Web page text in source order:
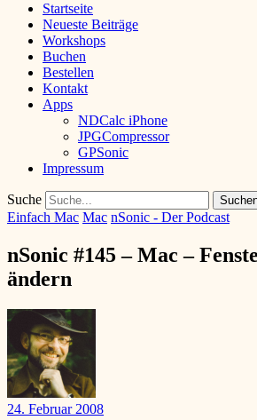
Startseite
Neueste Beiträge
Workshops
Buchen
Bestellen
Kontakt
Apps
NDCalc iPhone
JPGCompressor
GPSonic
Impressum
Suche
Einfach Mac Mac nSonic - Der Podcast
nSonic #145 – Mac –
ändern
24. Februar 2008